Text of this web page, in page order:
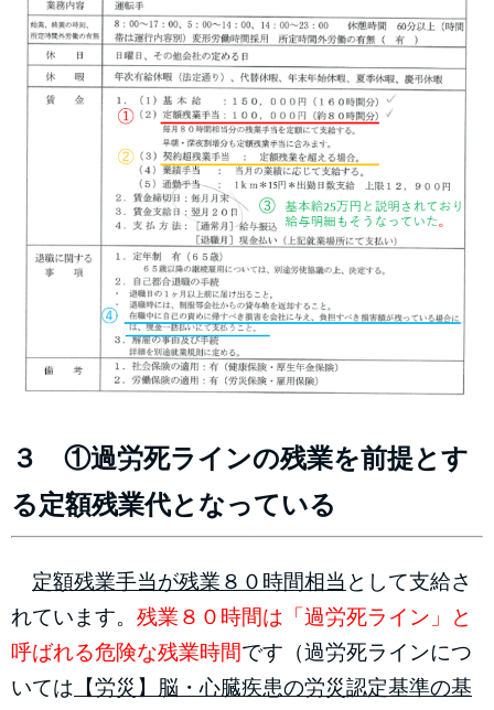
３ ①過労死ラインの残業を前提とす
る定額残業代となっている
定額残業手当が残業８０時間相当 として支給さ
れています。 残業８０時間は「過労死ライン」と
呼ばれる危険な残業時間です（過労死ラインにつ
いては 【労災】脳・心臓疾患の労災認定基準の基